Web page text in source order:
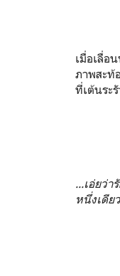
เมื่อเลื่อ
ภาพสะท้
ที่เต้นระ
...เอ่ยว่า
หนึ่งเดีย